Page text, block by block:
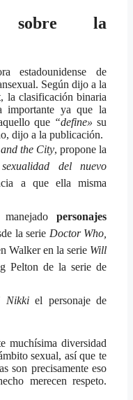
sobre la
estadounidense de
Según dijo a la
la clasificación binaria
importante ya que la
que “define» su
dijo a la publicación.
the City, propone la
del nuevo
a que ella misma
personajes
de la serie Doctor Who,
Walker en la serie Will
Pelton de la serie de
Nikkiel personaje de
muchísima diversidad
sexual, así que te
son precisamente eso
merecen respeto.